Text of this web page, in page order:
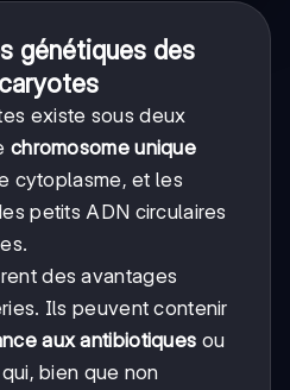
génétiques des
existe sous deux
chromosome unique
cytoplasme, et les
petits ADN circulaires
des avantages
Ils peuvent contenir
aux antibiotiques ou
bien que non